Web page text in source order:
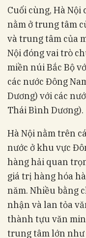
Cuối cùng, Hà
nằm ở trung tâm
và trung tâm của
Nội đóng vai trò
miền núi Bắc Bộ
các nước Đông
Dương) với các
Thái Bình Dương).
Hà Nội nằm trên
nước ở khu vực
hàng hải quan
giá trị hàng hóa
năm. Nhiều bằng
nhận và lan tỏa
thành tựu văn
trung tâm lớn như